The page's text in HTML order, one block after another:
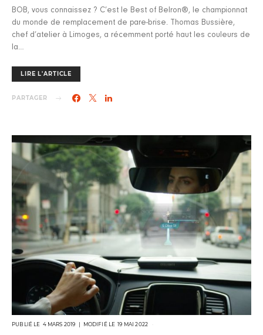
BOB, vous connaissez ? C’est le Best of Belron®, le championnat
du monde de remplacement de pare-brise. Thomas Bussière,
chef d’atelier à Limoges, a récemment porté haut les couleurs de
la…
LIRE L'ARTICLE
PARTAGER
POSTED
4 MARS 2019 19 MAI 2022